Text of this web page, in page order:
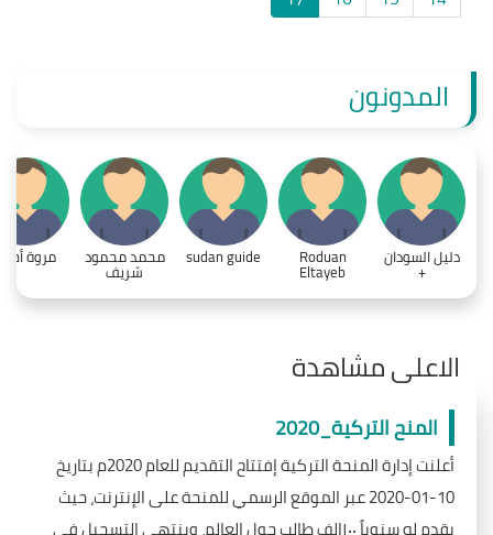
المدونون
دليل السودان
+
Roduan
Eltayeb
sudan guide محمد محمود
شريف
مروة
الاعلى مشاهدة
المنح التركية_2020
أعلنت إدارة المنحة التركية إفتتاح التقديم للعام 2020م بتاريخ
10-01-2020 عبر الموقع الرسمي للمنحة على الإنترنت، حيث